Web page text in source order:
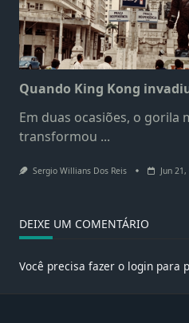
Quando King Kong
Em duas ocasiões, o gorila
transformou ...
Sergio Willians Dos Reis Jun
DEIXE UM COMENTÁRIO
Você precisa fazer o login para